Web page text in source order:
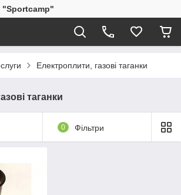
"Sportcamp"
Електроплити, газові таганки
таганки
0 Фільтри